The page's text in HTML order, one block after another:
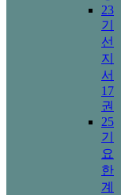
23
기
선
지
서
17
권
25
기
요
한
계